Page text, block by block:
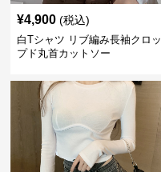
¥4,900 (税込)
白Tシャツ リブ編み長袖クロッ
プド丸首カットソー